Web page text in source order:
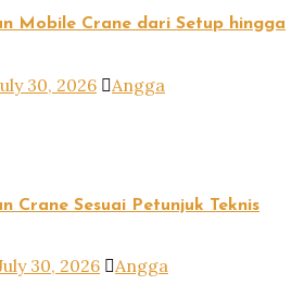
Mobile Crane dari Setup hingga
30, 2026 Angga
Crane Sesuai Petunjuk Teknis
30, 2026 Angga